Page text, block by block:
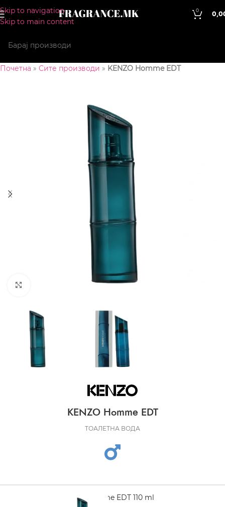
Skip to navigation
Skip to main content
0
Почетна » Сите производи » KENZO Homme EDT
KENZO Homme EDT
ТОАЛЕТНА ВОДА
KENZO Homme EDT 110 ml